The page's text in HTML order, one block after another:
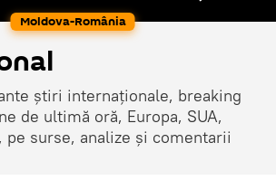
Moldova-România
știri internaționale, breaking
de ultimă oră, Europa, SUA,
pe surse, analize și comentarii